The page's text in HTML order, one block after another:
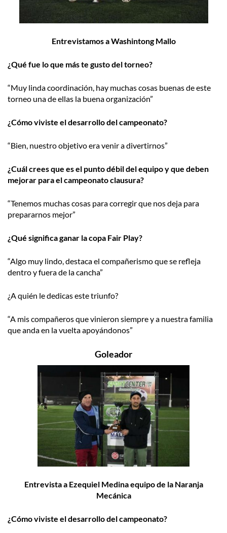
Entrevistamos a Washintong Mallo
¿Qué fue lo que más te gusto del torneo?
“Muy linda coordinación, hay muchas cosas buenas de este
torneo una de ellas la buena organización”
¿Cómo viviste el desarrollo del campeonato?
“Bien, nuestro objetivo era venir a divertirnos”
¿Cuál crees que es el punto débil del equipo y que deben
mejorar para el campeonato clausura?
“Tenemos muchas cosas para corregir que nos deja para
prepararnos mejor”
¿Qué significa ganar la copa Fair Play?
“Algo muy lindo, destaca el compañerismo que se refleja
dentro y fuera de la cancha”
¿A quién le dedicas este triunfo?
“A mis compañeros que vinieron siempre y a nuestra familia
que anda en la vuelta apoyándonos”
Goleador
Entrevista a Ezequiel Medina equipo de la Naranja
Mecánica
¿Cómo viviste el desarrollo del campeonato?